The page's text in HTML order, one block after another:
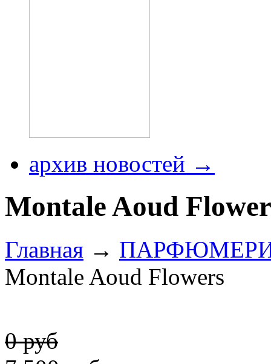
архив новостей →
Montale Aoud
Главная →
Montale Aoud Flowers
0 руб